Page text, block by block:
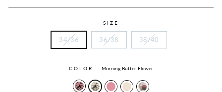
SIZE
34/36 36/38 38/40
COLOR — Morning Butter Flower